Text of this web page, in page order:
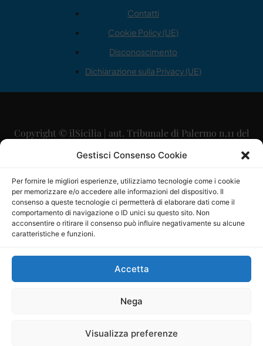
Gestisci Consenso Cookie
Per fornire le migliori esperienze, utilizziamo tecnologie come i cookie
per memorizzare e/o accedere alle informazioni del dispositivo. Il
consenso a queste tecnologie ci permetterà di elaborare dati come il
comportamento di navigazione o ID unici su questo sito. Non
acconsentire o ritirare il consenso può influire negativamente su alcune
caratteristiche e funzioni.
Accetta
Nega
Visualizza preferenze
Contatti
Cookie Policy (UE)
Disconoscimento
Dichiarazione sulla Privacy (UE)
Copyright © ilSicilia | aut. Tribunale di Palermo n.11 del
29/09/2015
Direttore Editoriale: Maurizio Scaglione
Direttore Responsabile: Maria Calabrese
P.IVA: 06334930820
Mercurio Comunicazione Società Cooperativa a r.l. è
iscritta al Registro degli Operatori di Comunicazione al
Sito gestito daLa Digitale srl–info@ladigitale.it